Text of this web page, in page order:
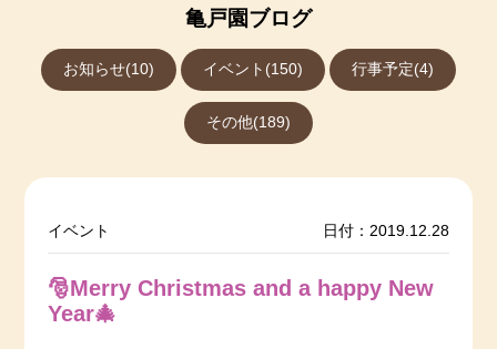
亀戸園ブログ
お知らせ(10) イベント(150) 行事予定(4)
その他(189)
イベント 日付：2019.12.28
🎅Merry Christmas and a happy New
Year🎄